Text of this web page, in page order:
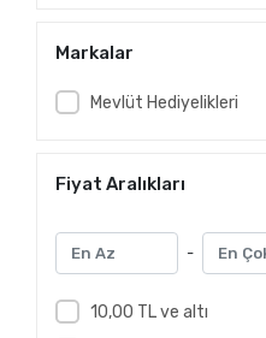
Markalar
Mevlüt Hediyelikleri
Fiyat Aralıkları
-
10,00 TL ve altı